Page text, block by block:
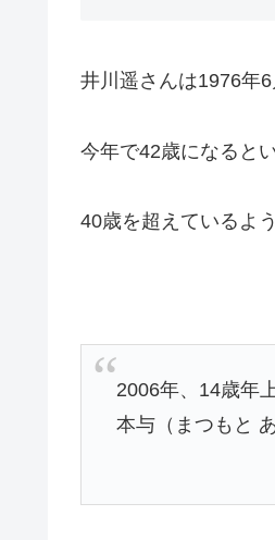
井川遥さんは1976年6
今年で42歳になると
40歳を超えているよ
2006年、14歳年
本与（まつもと